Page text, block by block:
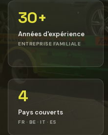
30+
Années d'expérience
ENTREPRISE FAMILIALE
4
Pays couverts
FR · BE · IT · ES